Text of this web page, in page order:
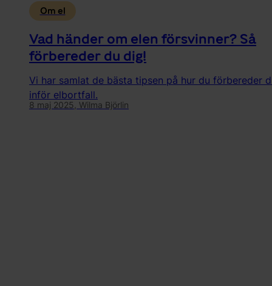
Om el
Vad händer om elen försvinner? Så
förbereder du dig!
Vi har samlat de bästa tipsen på hur du förbereder
inför elbortfall.
8 maj 2025, Wilma Björlin